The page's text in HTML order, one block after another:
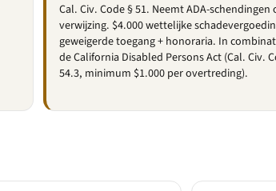
Cal. Civ. Code § 51. Neemt ADA-
verwijzing. $4.000 wettelijke
geweigerde toegang + honoraria. In
de California Disabled Persons Act (Cal. Civ.
54.3, minimum $1.000 per overtreding).